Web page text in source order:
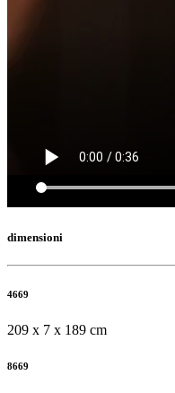
dimensioni
4669
209 x 7 x 189 cm
8669